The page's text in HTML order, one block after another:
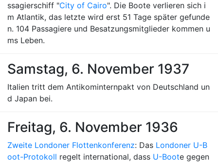
ssagierschiff "City of Cairo". Die Boote verlieren sich i
m Atlantik, das letzte wird erst 51 Tage später gefunde
n. 104 Passagiere und Besatzungsmitglieder kommen u
ms Leben.
Samstag, 6. November 1937
Italien tritt dem Antikominternpakt von Deutschland un
d Japan bei.
Freitag, 6. November 1936
Zweite Londoner Flottenkonferenz: Das Londoner U-B
oot-Protokoll regelt international, dass U-Boote gegen